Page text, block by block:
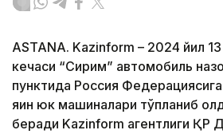
ASTANA. Kazinform – 2024 йил
кечаси “Сирим” автомобиль
пунктида Россия
яқин юк машиналари тўпланиб
беради Kazinform агентлиги ҚР